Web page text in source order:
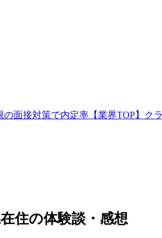
面接対策で内定率【業界TOP】クラ
住の体験談・感想